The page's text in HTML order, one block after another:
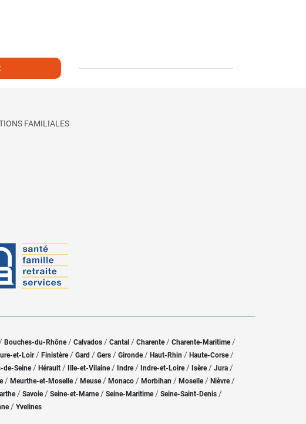
FAMILIALES
/ Bouches-du-Rhône/ Calvados / Cantal / Charente / Charente-Maritime/
et-Loir / Finistère/ Gard / Gers / Gironde/ Haut-Rhin / Haute-Corse/
de-Seine/ Hérault / Ille-et-Vilaine/ Indre/ Indre-et-Loire/ Isère/ Jura /
/ Meurthe-et-Moselle/ Meuse/ Monaco / Morbihan / Moselle/ Nièvre /
/ Savoie/ Seine-et-Marne/ Seine-Maritime/ Seine-Saint-Denis /
/ Yvelines